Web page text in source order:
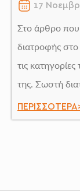
17
Στο άρθρο
διατροφής
τις
της. Σωστή